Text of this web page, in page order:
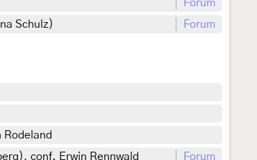
Forum
Schulz) Forum
conf. Erwin Rennwald
Forum